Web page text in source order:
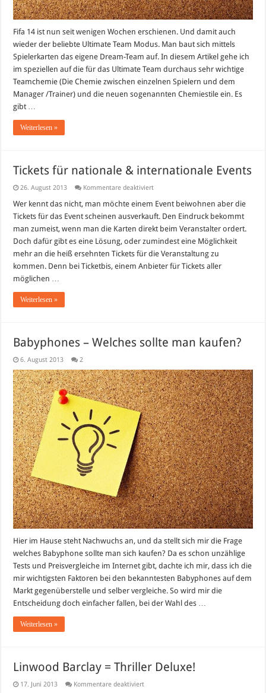
Fifa 14 ist nun seit wenigen Wochen erschienen. Und damit auch
wieder der beliebte Ultimate Team Modus. Man baut sich mittels
Spielerkarten das eigene Dream-Team auf. In diesem Artikel gehe ich
im speziellen auf die für das Ultimate Team durchaus sehr wichtige
Teamchemie (Die Chemie zwischen einzelnen Spielern und dem
Manager /Trainer) und die neuen sogenannten Chemiestile ein. Es
gibt …
Weiterlesen »
Tickets für nationale & internationale Events
26. August 2013 Kommentare deaktiviertfür
für
&
internationale
Events
Wer kennt das nicht, man möchte einem Event beiwohnen aber die
Tickets für das Event scheinen ausverkauft. Den Eindruck bekommt
man zumeist, wenn man die Karten direkt beim Veranstalter ordert.
Doch dafür gibt es eine Lösung, oder zumindest eine Möglichkeit
mehr an die heiß ersehnten Tickets für die Veranstaltung zu
kommen. Denn bei Ticketbis, einem Anbieter für Tickets aller
möglichen …
Weiterlesen »
Babyphones – Welches sollte man kaufen?
6. August 2013 2
Hier im Hause steht Nachwuchs an, und da stellt sich mir die Frage
welches Babyphone sollte man sich kaufen? Da es schon unzählige
Tests und Preisvergleiche im Internet gibt, dachte ich mir, dass ich die
mir wichtigsten Faktoren bei den bekanntesten Babyphones auf dem
Markt gegenüberstelle und selber vergleiche. So wird mir die
Entscheidung doch einfacher fallen, bei der Wahl des …
Weiterlesen »
Linwood Barclay = Thriller Deluxe!
17. Juni 2013 Kommentare deaktiviertfür